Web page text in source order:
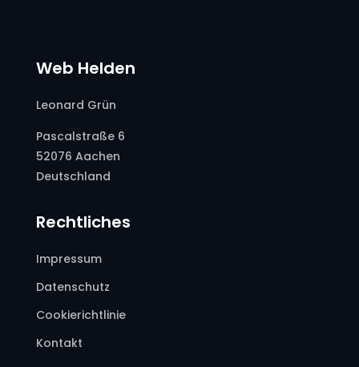
Web Helden
Leonard Grün
Pascalstraße 6
52076 Aachen
Deutschland
Rechtliches
Impressum
Datenschutz
Cookierichtlinie
Kontakt